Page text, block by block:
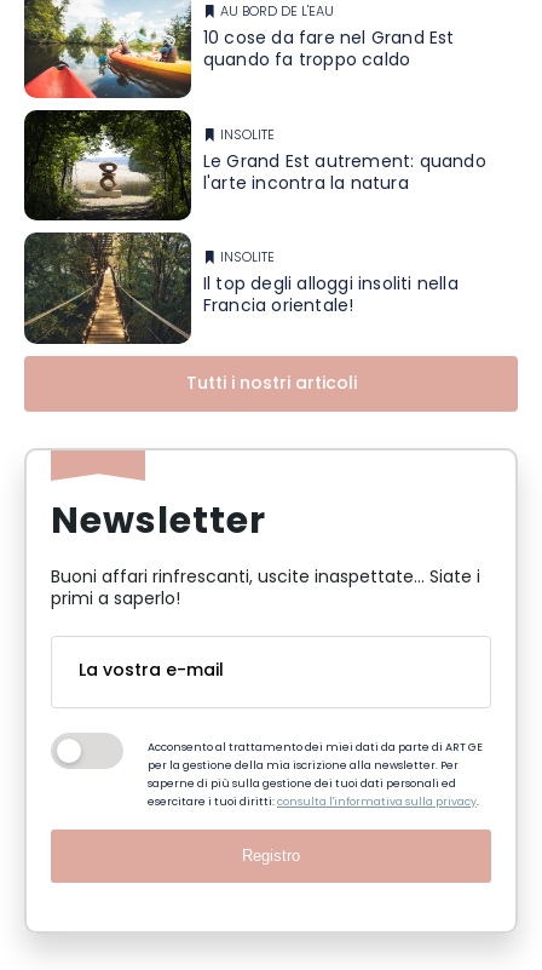
AU BORD DE L'EAU
10 cose da fare nel Grand Est
quando fa troppo caldo
INSOLITE
Le Grand Est autrement: quando
l'arte incontra la natura
INSOLITE
Il top degli alloggi insoliti nella
Francia orientale!
Tutti i nostri articoli
Newsletter
Buoni affari rinfrescanti, uscite inaspettate... Siate i
primi a saperlo!
Acconsento al trattamento dei miei dati da parte di ART GE
per la gestione della mia iscrizione alla newsletter. Per
saperne di più sulla gestione dei tuoi dati personali ed
esercitare i tuoi diritti:consulta l'informativa sulla privacy.
Registro